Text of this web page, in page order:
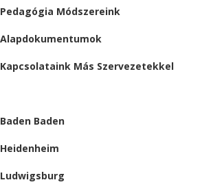
Pedagógia Módszereink
Alapdokumentumok
Kapcsolataink Más Szervezetekkel
Baden Baden
Heidenheim
Ludwigsburg